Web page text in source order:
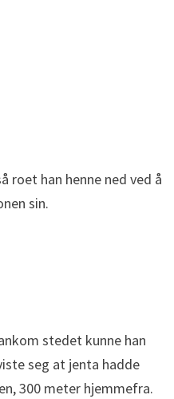
roet han henne ned ved å
sin.
stedet kunne han
seg at jenta hadde
300 meter hjemmefra.